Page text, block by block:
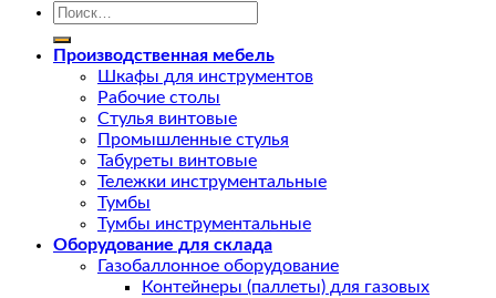
Искать:
Производственная мебель
Шкафы для инструментов
Рабочие столы
Стулья винтовые
Промышленные стулья
Табуреты винтовые
Тележки инструментальные
Тумбы
Тумбы инструментальные
Оборудование для склада
Газобаллонное оборудование
Контейнеры (паллеты) для газовых